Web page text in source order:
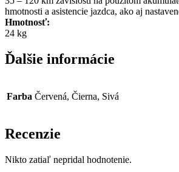
hmotnosti a asistencie jazdca, ako aj
Hmotnosť:
24 kg
Ďalšie informácie
Farba Červená, Čierna, Sivá
Recenzie
Nikto zatiaľ nepridal hodnotenie.